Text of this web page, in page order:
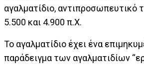
αγαλματίδιο,
5.500 και 4.900 π.Χ.
Το αγαλματίδιο έχει ένα
παράδειγμα των αγαλματιδίων